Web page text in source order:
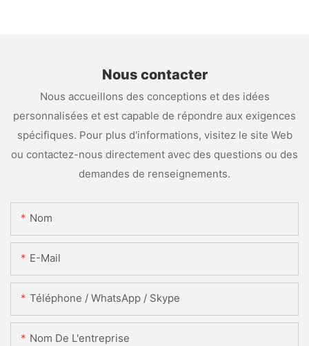
Nous contacter
Nous accueillons des conceptions et des idées
personnalisées et est capable de répondre aux exigences
spécifiques. Pour plus d'informations, visitez le site Web
ou contactez-nous directement avec des questions ou des
demandes de renseignements.
Nom
E-Mail
Téléphone / WhatsApp / Skype
Nom De L'entreprise